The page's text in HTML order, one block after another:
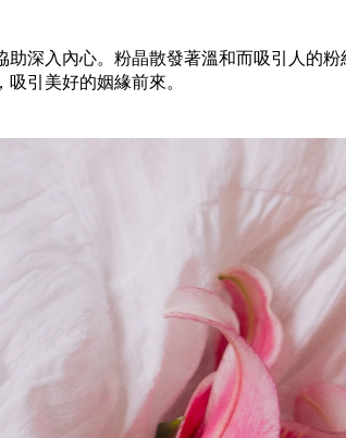
深入內心。粉晶散發著溫和而吸引人的
引美好的姻緣前來。